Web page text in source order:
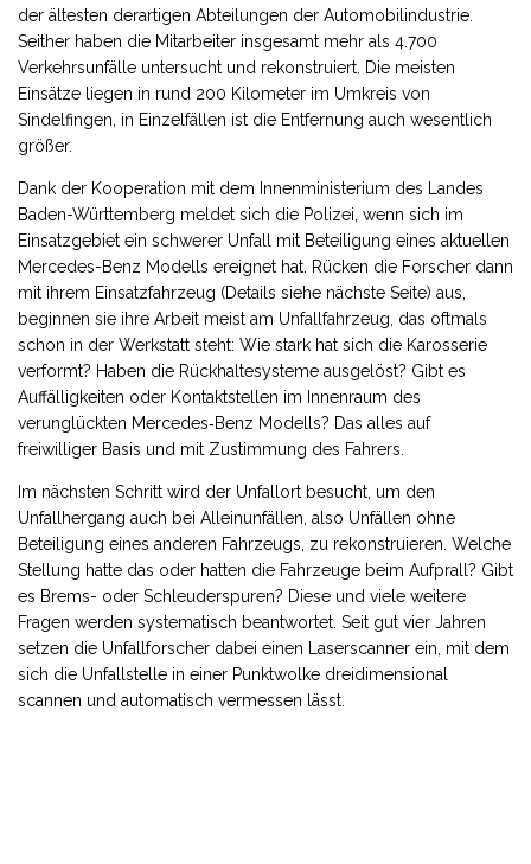
der ältesten derartigen Abteilungen der Automobilindustrie.
Seither haben die Mitarbeiter insgesamt mehr als 4.700
Verkehrsunfälle untersucht und rekonstruiert. Die meisten
Einsätze liegen in rund 200 Kilometer im Umkreis von
Sindelfingen, in Einzelfällen ist die Entfernung auch wesentlich
größer.
Dank der Kooperation mit dem Innenministerium des Landes
Baden-Württemberg meldet sich die Polizei, wenn sich im
Einsatzgebiet ein schwerer Unfall mit Beteiligung eines aktuellen
Mercedes-Benz Modells ereignet hat. Rücken die Forscher dann
mit ihrem Einsatzfahrzeug (Details siehe nächste Seite) aus,
beginnen sie ihre Arbeit meist am Unfallfahrzeug, das oftmals
schon in der Werkstatt steht: Wie stark hat sich die Karosserie
verformt? Haben die Rückhaltesysteme ausgelöst? Gibt es
Auffälligkeiten oder Kontaktstellen im Innenraum des
verunglückten Mercedes‑Benz Modells? Das alles auf
freiwilliger Basis und mit Zustimmung des Fahrers.
Im nächsten Schritt wird der Unfallort besucht, um den
Unfallhergang auch bei Alleinunfällen, also Unfällen ohne
Beteiligung eines anderen Fahrzeugs, zu rekonstruieren. Welche
Stellung hatte das oder hatten die Fahrzeuge beim Aufprall? Gibt
es Brems- oder Schleuderspuren? Diese und viele weitere
Fragen werden systematisch beantwortet. Seit gut vier Jahren
setzen die Unfallforscher dabei einen Laserscanner ein, mit dem
sich die Unfallstelle in einer Punktwolke dreidimensional
scannen und automatisch vermessen lässt.